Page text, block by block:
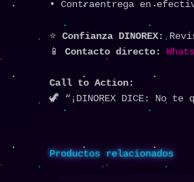
• Contraentrega en
⭐ Confianza DINOREX:
📱 Contacto directo:
Call to Action:
🦖 “¡DINOREX DICE:
Productos relacionados